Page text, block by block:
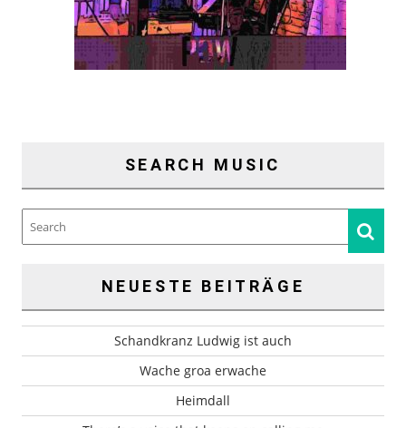
SEARCH MUSIC
NEUESTE BEITRÄGE
Schandkranz Ludwig ist auch
Wache groa erwache
Heimdall